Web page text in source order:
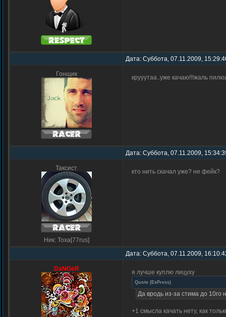
Дата: Суббота, 07.11.2009,
Гонщик крууутаа..уже качаю!!!жаль
Дата: Суббота, 07.11.2009,
Таксист
Ник: Toxa[77rus]
кто нить скачал уже? не фейк?
Дата: Суббота, 07.11.2009,
DaNGeR я лучше куплю лицуху
Quote ( ExPress)
Да вродь из-за стима до 10го
+1 смысла качать нету, как